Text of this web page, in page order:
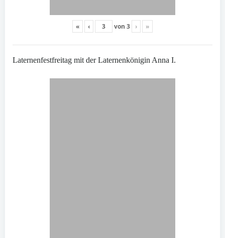
« ‹ von 3 › »
Laternenfestfreitag mit der Laternenkönigin Anna I.